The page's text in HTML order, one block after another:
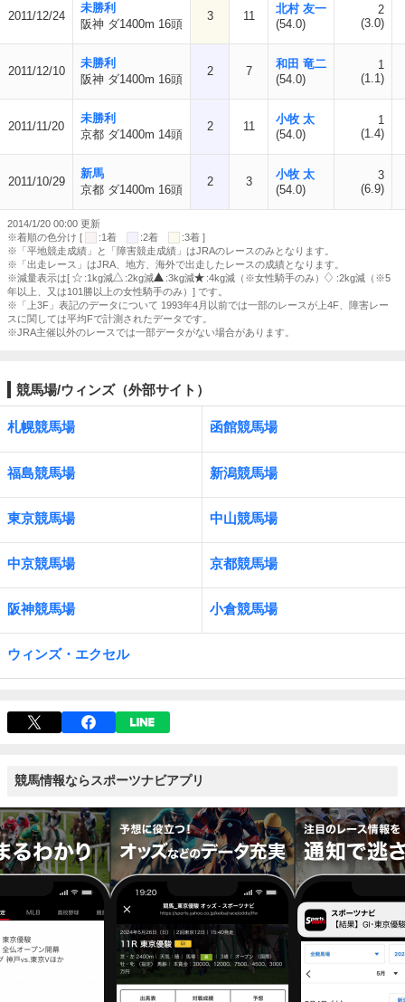
2011/12/24
未勝利
阪神 ダ1400m 16頭
3 11
北村 友一
(54.0)
2
(3.0)
2011/12/10
未勝利
阪神 ダ1400m 16頭
2 7
和田 竜二
(54.0)
1
(1.1)
2011/11/20
未勝利
京都 ダ1400m 14頭
2 11
小牧 太
(54.0)
1
(1.4)
2011/10/29
新馬
京都 ダ1400m 16頭
2 3
小牧 太
(54.0)
3
(6.9)
2014/1/20 00:00 更新
※着順の色分け [
:1着 :2着
:3着 ]
※「平地競走成績」と「障害競走成績」はJRAのレースのみとなります。
※「出走レース」はJRA、地方、海外で出走したレースの成績となります。
※減量表示は[
:1kg減 :2kg減 :3kg減 :4kg減（※女性騎手のみ）
:2kg減（※5
年以上、又は101勝以上の女性騎手のみ）] です。
※「上3F」表記のデータについて 1993年4月以前では一部のレースが上4F、障害レー
スに関しては平均Fで計測されたデータです。
※JRA主催以外のレースでは一部データがない場合があります。
競馬場/ウィンズ（外部サイト）
札幌競馬場 函館競馬場
福島競馬場 新潟競馬場
東京競馬場 中山競馬場
中京競馬場 京都競馬場
阪神競馬場 小倉競馬場
ウィンズ・エクセル
競馬情報ならスポーツナビアプリ